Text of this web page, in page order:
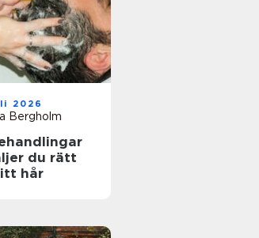
2026
Bergholm
du rätt
hår